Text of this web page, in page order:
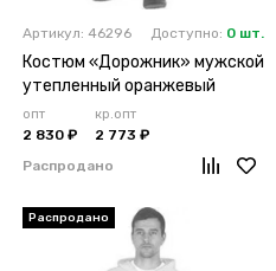
Артикул: 46296 Доступно: 0 шт.
Костюм «Дорожник» мужской
утепленный оранжевый
опт
2 830 ₽
кр.опт
2 773 ₽
Распродано